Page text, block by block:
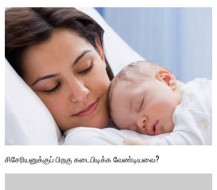
சிசேரியனுக்குப் பிறகு கடைபிடிக்க வேண்டியவை?